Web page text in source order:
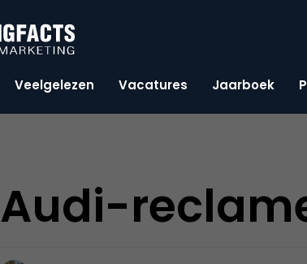
Veelgelezen Vacatures Jaarboek
Audi-